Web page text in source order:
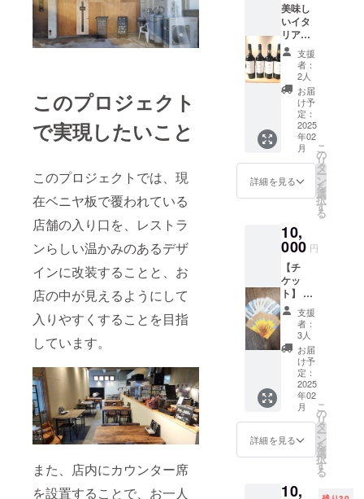
このプロジェクト
で実現したいこと
このプロジェクトでは、現
在ベニヤ板で覆われている
店舗の入り口を、レストラ
ンらしい温かみのあるデザ
インに改装することと、お
店の中が見えるようにして
入りやすくすることを目指
しています。
また、店内にカウンター席
を設置することで、お一人
美味し
いイタ
リアグ
ラスワ
イン１
杯サー
ビス
（チ
ケット
を送付
いたし
ます）
赤、
白、ス
パーク
リング
いずれ
からお
選びく
ださ
い。 ア
ルコー
ルが飲
めない
方はソ
フトド
リンク
をサー
ビス致
しま
す。 来
店いた
だいた
頂く時
支援
者：
2人
お届
け予
定：
2025
年02
月
詳細を見る
こ
の
リ
タ
ー
ン
を
選
択
す
る
10,
000 円
【チ
ケッ
ト】 当
店の共
通チ
ケット1
万円分
（1000
円×10
枚） ・
テイク
アウト
でのお
買い物
にご利
用いた
す。1枚
支援
者：
3人
お届
け予
定：
2025
年02
月
詳細を見る
こ
の
リ
タ
ー
ン
を
選
択
す
る
10,